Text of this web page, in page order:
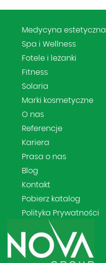
Medycyna estetyczna
Spa i Wellness
Fotele i leżanki
Fitness
Solaria
Marki kosmetyczne
O nas
Referencje
Kariera
Prasa o nas
Blog
Kontakt
Pobierz katalog
Polityka Prywatności